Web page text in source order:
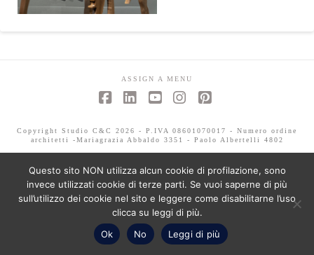
ASSIGN A MENU
Copyright Studio C&C 2026 - P.IVA 08601070017 - Numero ordine
architetti -Mariagrazia Abbaldo 3351 - Paolo Albertelli 4802
Questo sito NON utilizza alcun cookie di profilazione, sono
invece utilizzati cookie di terze parti. Se vuoi saperne di più
sull’utilizzo dei cookie nel sito e leggere come disabilitarne l’uso
clicca su leggi di più.
Ok
No Leggi di più